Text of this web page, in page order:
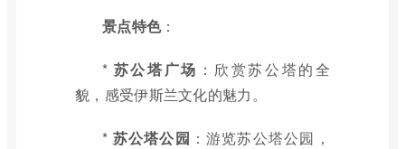
景点特色：
* 苏公塔广场 ：欣赏苏公塔的全
貌，感受伊斯兰文化的魅力。
* 苏公塔公园 ：游览苏公塔公园，